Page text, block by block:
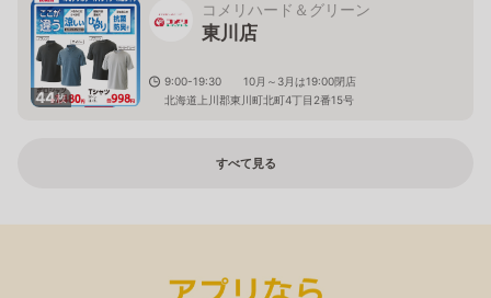
44枚
コメリハード＆グリーン
東川店
9:00-19:30 10月～3月は19:00閉店
北海道上川郡東川町北町4丁目2番15号
すべて見る